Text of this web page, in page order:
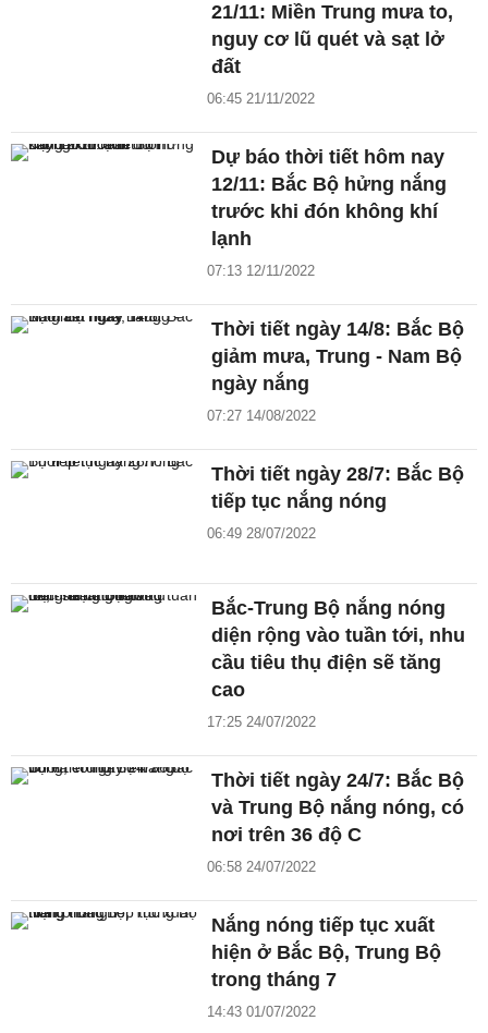
21/11: Miền Trung mưa to,
nguy cơ lũ quét và sạt lở
đất
06:45 21/11/2022
Dự báo thời tiết hôm nay
12/11: Bắc Bộ hửng nắng
trước khi đón không khí
lạnh
07:13 12/11/2022
Thời tiết ngày 14/8: Bắc Bộ
giảm mưa, Trung - Nam Bộ
ngày nắng
07:27 14/08/2022
Thời tiết ngày 28/7: Bắc Bộ
tiếp tục nắng nóng
06:49 28/07/2022
Bắc-Trung Bộ nắng nóng
diện rộng vào tuần tới, nhu
cầu tiêu thụ điện sẽ tăng
cao
17:25 24/07/2022
Thời tiết ngày 24/7: Bắc Bộ
và Trung Bộ nắng nóng, có
nơi trên 36 độ C
06:58 24/07/2022
Nắng nóng tiếp tục xuất
hiện ở Bắc Bộ, Trung Bộ
trong tháng 7
14:43 01/07/2022